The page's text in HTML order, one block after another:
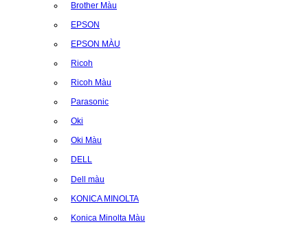
Brother Màu
EPSON
EPSON MÀU
Ricoh
Ricoh Màu
Parasonic
Oki
Oki Màu
DELL
Dell màu
KONICA MINOLTA
Konica Minolta Màu